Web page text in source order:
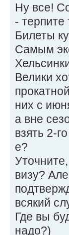
Ну все!
-
Билеты
Самым
Велики
них с
а вне
взять 2-
е?
визу?
всякий
Где вы
надо?)